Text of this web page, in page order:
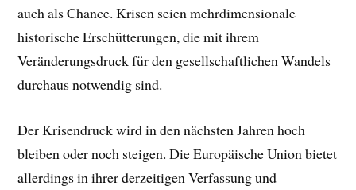
auch als Chance.Krisen seien mehrdimensionale
historische Erschütterungen, die mit ihrem
Veränderungsdruck für den gesellschaftlichen Wandels
durchaus notwendig sind.
Der Krisendruck wird in den nächsten Jahren hoch
bleiben oder noch steigen.Die Europäische Union bietet
allerdings in ihrer derzeitigen Verfassung und